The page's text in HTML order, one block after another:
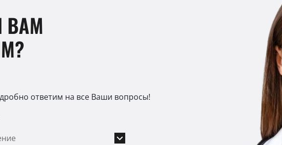
ВАМ
ответим на все Ваши вопросы!